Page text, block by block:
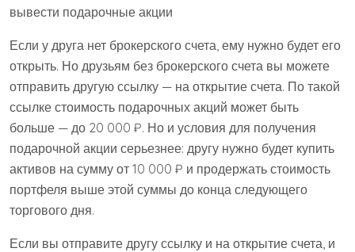
вывести подарочные акции
Если у друга нет брокерского счета, ему нужно будет его
открыть. Но друзьям без брокерского счета вы можете
отправить другую ссылку — на открытие счета. По такой
ссылке стоимость подарочных акций может быть
больше — до 20 000 ₽. Но и условия для получения
подарочной акции серьезнее: другу нужно будет купить
активов на сумму от 10 000 ₽ и продержать стоимость
портфеля выше этой суммы до конца следующего
торгового дня.
Если вы отправите другу ссылку и на открытие счета, и